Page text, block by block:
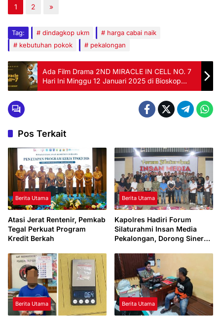
1 2 »
Tag: dindagkop ukm
harga cabai naik
kebutuhan pokok
pekalongan
Ada Film Drama 2ND MIRACLE IN CELL NO. 7
Hari Ini Minggu 12 Januari 2025 di Bioskop
Cinepolis Pacific Tegal
Pos Terkait
Berita Utama
Atasi Jerat Rentenir, Pemkab
Tegal Perkuat Program
Kredit Berkah
Berita Utama
Kapolres Hadiri Forum
Silaturahmi Insan Media
Pekalongan, Dorong Sinergi
Berita Utama Berita Utama